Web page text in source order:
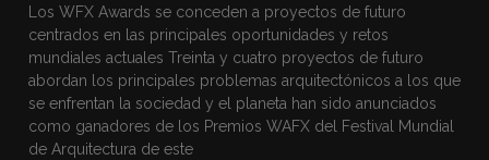
Los WFX Awards se conceden a proyectos de futuro
centrados en las principales oportunidades y retos
mundiales actuales Treinta y cuatro proyectos de futuro
abordan los principales problemas arquitectónicos a los que
se enfrentan la sociedad y el planeta han sido anunciados
como ganadores de los Premios WAFX del Festival Mundial
de Arquitectura de este